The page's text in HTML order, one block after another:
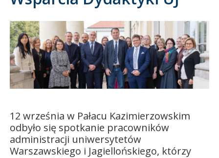
Absolwent
12 września w Pałacu Kazimierzowskim
odbyło się spotkanie pracowników
administracji uniwersytetów
Warszawskiego i Jagiellońskiego, którzy